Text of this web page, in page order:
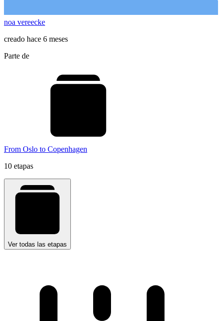
noa vereecke
creado hace 6 meses
Parte de
From Oslo to Copenhagen
10 etapas
Ver todas las etapas